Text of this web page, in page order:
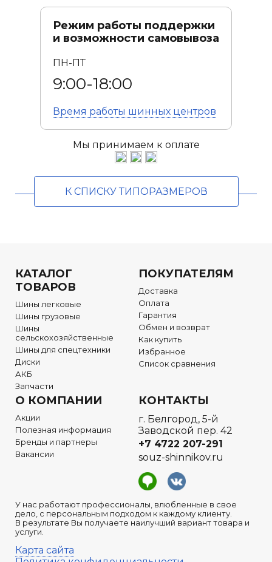
Режим работы поддержки
и возможности самовывоза
ПН-ПТ
9:00-18:00
Время работы шинных центров
Мы принимаем к оплате
К СПИСКУ ТИПОРАЗМЕРОВ
КАТАЛОГ
ТОВАРОВ
Шины легковые
Шины грузовые
Шины
сельскохозяйственные
Шины для спецтехники
Диски
АКБ
Запчасти
ПОКУПАТЕЛЯМ
Доставка
Оплата
Гарантия
Обмен и возврат
Как купить
Избранное
Список сравнения
О КОМПАНИИ
Акции
Полезная информация
Бренды и партнеры
Вакансии
У нас работают профессионалы, влюбленные в свое
дело, с персональным подходом к каждому клиенту.
В результате Вы получаете наилучший вариант товара и
услуги.
Карта сайта
КОНТАКТЫ
г. Белгород, 5-й
Заводской пер. 42
+7 4722 207-291
souz-shinnikov.ru